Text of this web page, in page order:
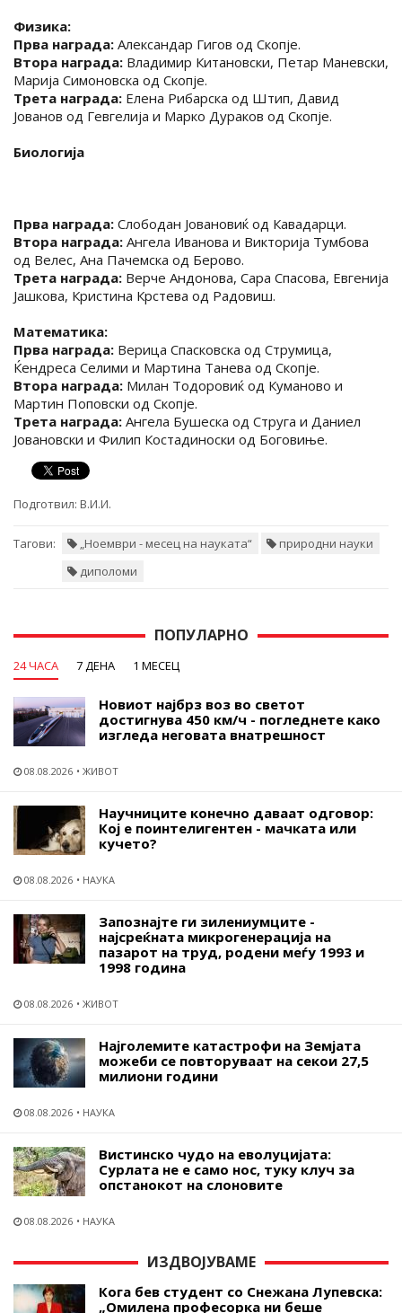
Физика:
Прва награда: Александар Гигов од Скопје.
Втора награда: Владимир Китановски, Петар Маневски,
Марија Симоновска од Скопје.
Трета награда: Елена Рибарска од Штип, Давид
Јованов од Гевгелија и Марко Дураков од Скопје.
Биологија
Прва награда: Слободан Јовановиќ од Кавадарци.
Втора награда: Ангела Иванова и Викторија Тумбова
од Велес, Ана Пачемска од Берово.
Трета награда: Верче Андонова, Сара Спасова, Евгенија
Јашкова, Кристина Крстева од Радовиш.
Математика:
Прва награда: Верица Спасковска од Струмица,
Ќендреса Селими и Мартина Танева од Скопје.
Втора награда: Милан Тодоровиќ од Куманово и
Мартин Поповски од Скопје.
Трета награда: Ангела Бушеска од Струга и Даниел
Јовановски и Филип Костадиноски од Боговиње.
Подготвил: В.И.И.
Тагови: „Ноември - месец на науката“
природни науки
диполоми
ПОПУЛАРНО
24 ЧАСА 7 ДЕНА 1 МЕСЕЦ
Новиот најбрз воз во светот
достигнува 450 км/ч - погледнете како
изгледа неговата внатрешност
08.08.2026 ЖИВОТ
Научниците конечно даваат одговор:
Кој е поинтелигентен - мачката или
кучето?
08.08.2026 НАУКА
Запознајте ги зилениумците -
најсреќната микрогенерација на
пазарот на труд, родени меѓу 1993 и
1998 година
08.08.2026 ЖИВОТ
Најголемите катастрофи на Земјата
можеби се повторуваат на секои 27,5
милиони години
08.08.2026 НАУКА
Вистинско чудо на еволуцијата:
Сурлата не е само нос, туку клуч за
опстанокот на слоновите
08.08.2026 НАУКА
ИЗДВОЈУВАМЕ
Кога бев студент со Снежана Лупевска:
„Омилена професорка ни беше